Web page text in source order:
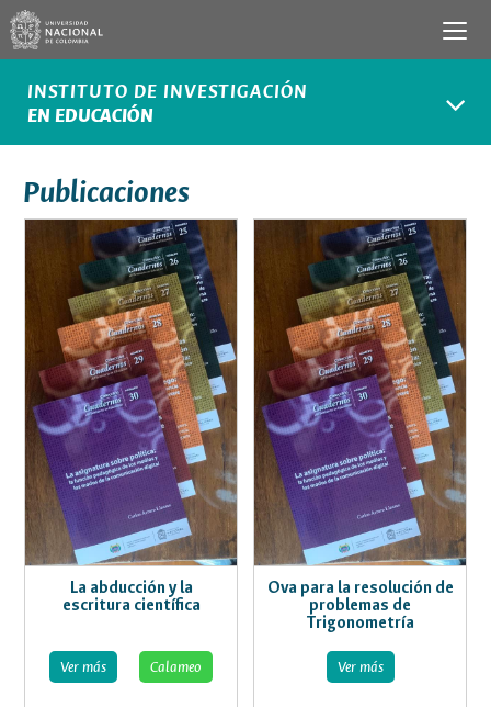
INSTITUTO DE INVESTIGACIÓN
EN EDUCACIÓN
Publicaciones
La abducción y la
escritura científica
Ver más Calameo
Ova para la resolución de
problemas de
Trigonometría
Ver más